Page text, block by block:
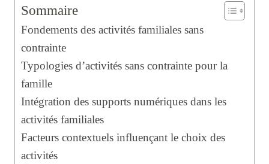
Sommaire
Fondements des activités familiales sans
contrainte
Typologies d’activités sans contrainte pour la
famille
Intégration des supports numériques dans les
activités familiales
Facteurs contextuels influençant le choix des
activités